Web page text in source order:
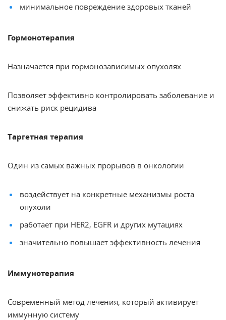
минимальное повреждение здоровых тканей
Гормонотерапия
Назначается при гормонозависимых опухолях
Позволяет эффективно контролировать заболевание и
снижать риск рецидива
Таргетная терапия
Один из самых важных прорывов в онкологии
воздействует на конкретные механизмы роста
опухоли
работает при HER2, EGFR и других мутациях
значительно повышает эффективность лечения
Иммунотерапия
Современный метод лечения, который активирует
иммунную систему